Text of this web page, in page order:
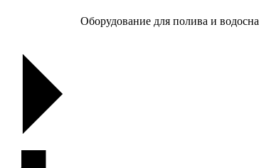
Оборудование для полива и